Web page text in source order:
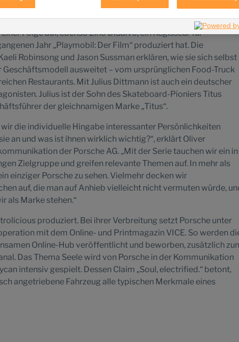
aus Los Angeles, wie sie über den körperlich
eine direkte Verbindung zu ihrer Seele aufbaut. Auch die
Folge auf, ebenso Lino DiSalvo, ein Regisseur für
Jahr „Playmobil: Der Film“ produziert hat. Die
Robinsong und Jason Sussman erklären, wie sie sich selbst
Geschäftsmodell ausweitet – vom ursprünglichen Food-Truck
Restaurants. Mit Julius Dittmann ist auch ein deutscher
Julius ist der Sohn des Skateboard-Pioniers Titus
der gleichnamigen Marke „Titus“.
wir die individuelle Hingabe interessanter Persönlichkeiten
an und was ist ihnen wirklich wichtig?“, erklärt Oliver
der Porsche AG. „Mit der Serie tauchen wir ein in
Zielgruppe und greifen relevante Themen auf. In mehr als
einziger Porsche zu sehen. Vielmehr decken wir
auf, die man auf Anhieb vielleicht nicht vermuten würde,
als Marke stehen.“
produziert. Bei ihrer Verbreitung setzt Porsche unter
mit dem Online- und Printmagazin VICE. So werden
Online-Hub veröffentlicht und beworben, zusätzlich
Das Thema Seele wird von Porsche in der Kommunikation
intensiv gespielt. Dessen Claim „Soul, electrified.“ betont,
angetriebene Fahrzeug alle typischen Merkmale eines